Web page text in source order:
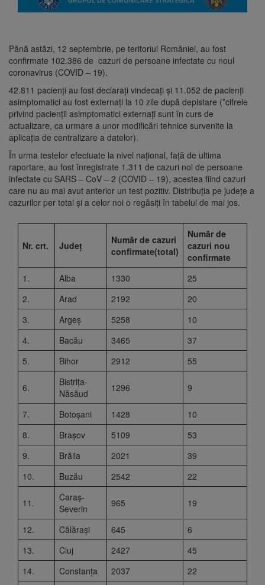
Până astăzi, 12 septembrie, pe teritoriul României, au fost
confirmate 102.386 de cazuri de persoane infectate cu noul
coronavirus (COVID – 19).
42.811 pacienți au fost declarați vindecați și 11.052 de pacienți
asimptomatici au fost externați la 10 zile după depistare (*cifrele
privind pacienții asimptomatici externați sunt în curs de
actualizare, ca urmare a unor modificări tehnice survenite la
aplicația de centralizare a datelor).
În urma testelor efectuate la nivel național, față de ultima
raportare, au fost înregistrate 1.311 de cazuri noi de persoane
infectate cu SARS – CoV – 2 (COVID – 19), acestea fiind cazuri
care nu au mai avut anterior un test pozitiv. Distribuția pe județe a
cazurilor per total și a celor noi o regăsiți în tabelul de mai jos.
Nr. crt. Județ
Număr de cazuri
confirmate(total)
Număr de
cazuri nou
confirmate
1.
Alba 1330
25
2.
Arad 2192
20
3.
Argeș 5258
10
4.
Bacău 3465
37
5.
Bihor 2912 55
6.
Bistrița-
Năsăud
1296 9
7. Botoșani 1428
10
8.
Brașov 5109
53
9.
Brăila 2021
39
10.
Buzău 2542 22
11.
Caraș-
Severin
965 19
12. Călărași 645
6
13.
Cluj 2427
45
14.
Constanța 2037
22